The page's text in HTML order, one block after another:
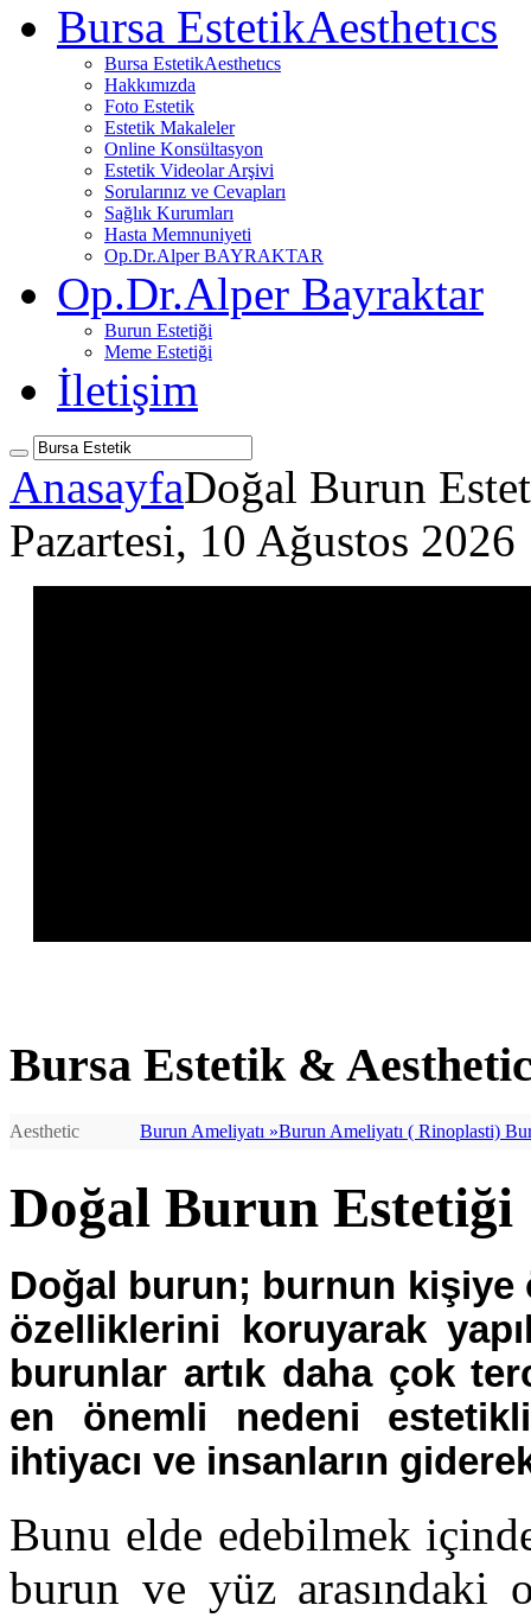
Bursa EstetikAesthetıcs
Bursa EstetikAesthetıcs
Hakkımızda
Foto Estetik
Estetik Makaleler
Online Konsültasyon
Estetik Videolar Arşivi
Sorularınız ve Cevapları
Sağlık Kurumları
Hasta Memnuniyeti
Op.Dr.Alper BAYRAKTAR
Op.Dr.Alper Bayraktar
Burun Estetiği
Meme Estetiği
İletişim
AnasayfaDoğal Burun
Pazartesi, 10 Ağustos 2026
Bursa Estetik &
Aesthetic Burun Ameliyatı »Burun Ameliyatı ( Rinoplasti) Burun Ameliyatı (http://bursaburun.com) - Rinoplasti (index.php/estetik-cerrahi/yuz-estetigi-bursa-estetik/burun-estetigi.html) - - Burun Estetiği (http://bursaburun.com/burun-estetik/burun-estetigi.html) Estetik Burun (undefined/) cerrahisi veya rhinoplasti (index.php/estetik-cerrahi/yuz-estetigi-bursa-estetik/burun-estetigi.html), burnun görünümünü iyileştirmek için yeniden en iyi şekli vermek demektir. Rekonstrüktif rhinoplasti (http://bursaburun.com); konjenital anomalileri ve travma nedenli şekil bozukluklarını düzeltmek için uygulanır. Ayıca, burun içi deformitelere (http://www.bursaburun.com) bağlı tıkanıklıkları (http://bursaburun.com/burun-estetigi-hangi-sorunlar-icin-uygulanir-.html) hafifletmek için uygulanan ameliyat olan septoplasti ile birliktede yapılabilir.En iyi Burun Estetiği (http://www.alperbayraktar.com.tr), En İyi Burun Estetikçi (http://www.alperbayraktar.com.tr)Op.Dr.Alper Bayraktar (http://www.alperbayraktar.com.tr) Burun yüz bölgesinin estetiğini belirleyen en önemli unsurdur. Estetik cerrahi alanı içindeki en önemli ameliyat grubunu oluşturan burun estetiği, tıp dilinde rinoplasti olarak adlandırılır. Burun estetiği ameliyatı buruna yeni şekil vermek için uygulanır. Burun ucu kaldırılıp indirilebilir, burun ucu inceltilip sivriltilebilir, veya tam tersi kalınlaştırılabilir, burunda sağa sola eğrilikler varsa düzeltilebilir, burun sırtı çökükse dolgunlaştırılabilir, kambursa fazlalıkları alınabilir, burun delikleri büyükse küçültülebilir, asimetri varsa düzeltilebilir. Burnun şekli ile ilgili problemlerin yanı sıra septum deviasyonu adı verilen iç kıkırdak ve kemik eğrilikleri, buna bağlı nefes alma zorluğu varsa burun estetiği ameliyatı ile birlikte septum deviasyonu ameliyatı da yapılarak nefes almada rahatlama sağlanır. İdeal burun estetiği, buruna yüz ile uyumlu doğal bir şekil vermekle birlikte nefes almayı da rahatlatmalıdır. Burun Ameliyat öncesi göz önünde bulundurulması gerekenler Burun estetiği (http://bursaburun.com/) (Rhinoplasti) düşünülüyorsa, atılması gereken ilk adım estetik cerrah ile görüşmektir. Cerrahi sonrası görünüş ve hisleriniz hakkındaki beklentilerinizi samimi olarak cerrahınızla görüşmelisiniz. Herhangi bir estetik ameliyat olmadan önce duygusal olarak dengeli durumda olmanız en önemli faktörlerden biridir. Rhinoplasti (index.php/estetik-cerrahi/yuz-estetigi-bursa-estetik/burun-estetigi.html) yani burun estetiği burnunuzun şeklini değiştirecek; hayatınızın değil. Estetik cerrahi görünümünüzü iyileştirip sizin kendinize olan güveninizi tazeleyecektir. Cerrahınız sizi muayene ettikten sonra, uygulamadaki kararları etkileyecek diğer değişiklikleri sizinle görüşecektir. Pek çok örnekte rhinoplasti (index.php/estetik-cerrahi/yuz-estetigi-bursa-estetik/burun-estetigi.html) için tavsiye edilen en erken yaş, burnun gelişiminin yüzde doksanını tamamladığı genç yaşlardır. Daha yaşlı bireylerin durumu, yaşa göre farklılıklar göstermektedir. İlk görüşme sırasında cerrah uygulayacağı cerrahi tekniği, anesteziyi, ameliyatın nerede yapılacağı ve gerçekci olarak ameliyattan ne beklenmesi gerektiğini içeren özel detayları size açıklayacaktır. Rhinoplastiye
Doğal Burun Estetiği
Doğal burun; burnun kişiye
özelliklerini koruyarak
burunlar artık daha çok
en önemli nedeni
ihtiyacı ve insanların
Bunu elde edebilmek
burun ve yüz arasındaki